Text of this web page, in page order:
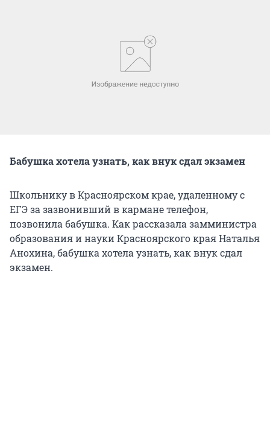
Бабушка хотела узнать, как внук сдал экзамен
Школьнику в Красноярском крае, удаленному с
ЕГЭ за зазвонивший в кармане телефон,
позвонила бабушка. Как рассказала замминистра
образования и науки Красноярского края Наталья
Анохина, бабушка хотела узнать, как внук сдал
экзамен.